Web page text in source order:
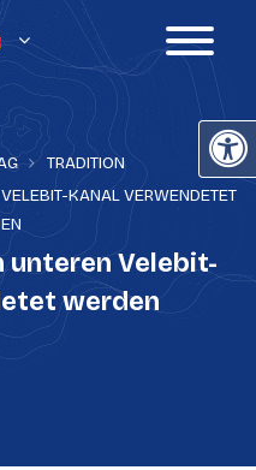
TRADITION
KANAL VERWENDETET
unteren Velebit-
werden